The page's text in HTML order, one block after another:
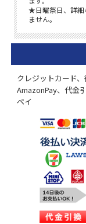
クレジットカード
AmazonPay、代金
ペイ